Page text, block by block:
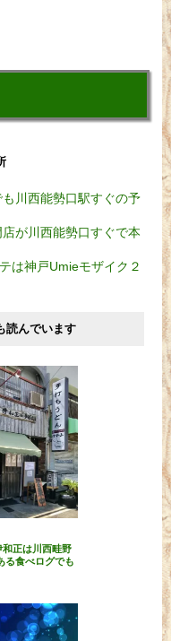
も川西能勢口駅すぐの予
が川西能勢口すぐで本
は神戸Umieモザイク２
読んでいます
正は川西畦野
る食べログでも